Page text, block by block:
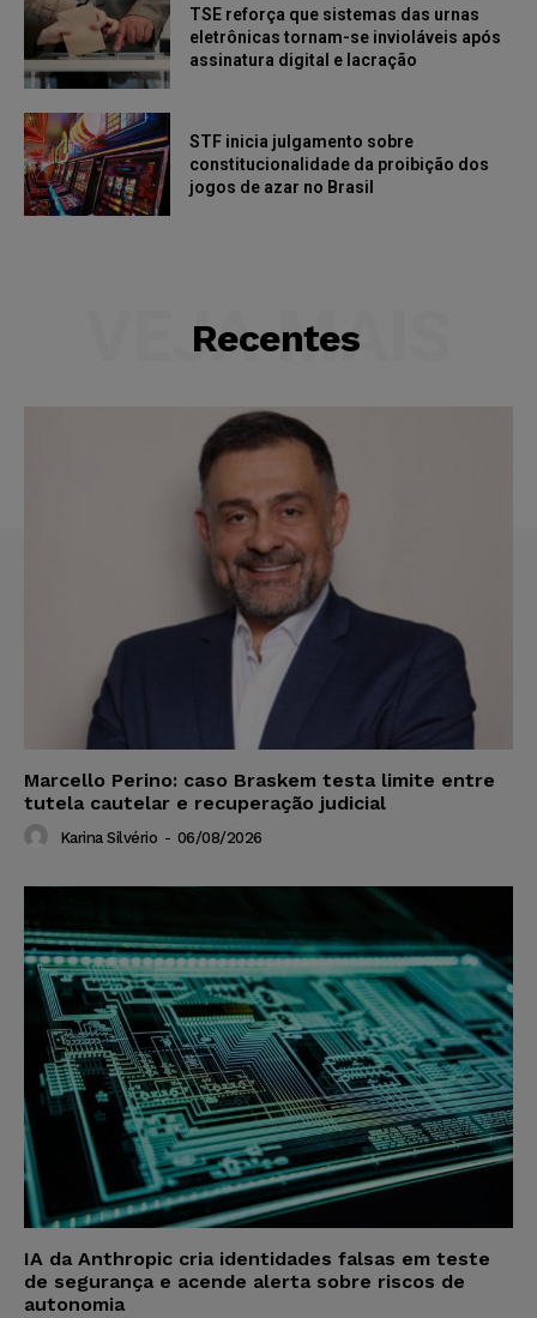
TSE reforça que sistemas das urnas
eletrônicas tornam-se invioláveis após
assinatura digital e lacração
STF inicia julgamento sobre
constitucionalidade da proibição dos
jogos de azar no Brasil
Recentes
VEJA MAIS
Marcello Perino: caso Braskem testa limite entre
tutela cautelar e recuperação judicial
Karina Silvério - 06/08/2026
IA da Anthropic cria identidades falsas em teste
de segurança e acende alerta sobre riscos de
autonomia